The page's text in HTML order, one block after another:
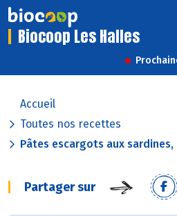
Biocoop Les Halles
Accueil
Toutes nos recettes
Pâtes escargots aux sardines,
Partager sur